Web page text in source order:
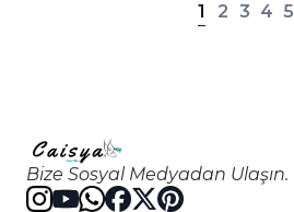
1 2 3 4 5
Bize Sosyal Medyadan Ulaşın.